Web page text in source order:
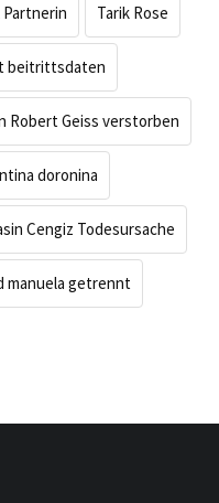
Partnerin Tarik Rose
beitrittsdaten
Robert Geiss verstorben
doronina
Cengiz Todesursache
manuela getrennt